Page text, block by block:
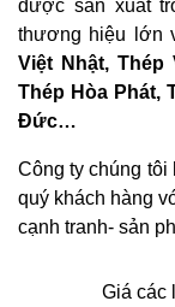
được sản xuất
thương hiệu lớn
Việt Nhật, Thép
Thép Hòa Phát,
Đức…
Công ty chúng tôi
quý khách hàng
cạnh tranh- sản
Giá các